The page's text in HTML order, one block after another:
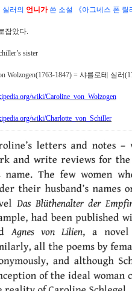
러의 언니가 쓴 소설 《아그네스 폰 릴
잡았다.
sister
Wolzogen(1763-1847) = 샤를로테 실러
wiki/Caroline_von_Wolzogen
wiki/Charlotte_von_Schiller